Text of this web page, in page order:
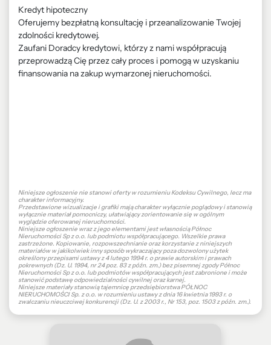
Kredyt hipoteczny
Oferujemy bezpłatną konsultację i przeanalizowanie Twojej
zdolności kredytowej.
Zaufani Doradcy kredytowi, którzy z nami współpracują
przeprowadzą Cię przez cały proces i pomogą w uzyskaniu
finansowania na zakup wymarzonej nieruchomości.
Niniejsze ogłoszenie nie stanowi oferty w rozumieniu Kodeksu Cywilnego, lecz ma
charakter informacyjny.
Przedstawione wizualizacje i grafiki mają charakter wyłącznie poglądowy i stanowią
wyłącznie materiał pomocniczy, ułatwiający zorientowanie się w ogólnym
wyglądzie oferowanej nieruchomości.
Niniejsze ogłoszenie wraz z jego elementami jest własnością Północ
Nieruchomości Sp z o.o. lub podmiotu współpracującego. Wszelkie prawa
zastrzeżone. Kopiowanie, rozpowszechnianie oraz korzystanie z niniejszych
materiałów w jakikolwiek inny sposób wykraczający poza dozwolony użytek
określony przepisami ustawy z 4 lutego 1994 r. o prawie autorskim i prawach
pokrewnych (Dz. U. 1994, nr 24 poz. 83 z późn. zm.) bez pisemnej zgody Północ
Nieruchomości Sp z o.o. lub podmiotów współpracujących jest zabronione i może
stanowić podstawę odpowiedzialności cywilnej oraz karnej.
Niniejsze materiały stanowią tajemnicę przedsiębiorstwa PÓŁNOC
NIERUCHOMOŚCI Sp. z o.o. w rozumieniu ustawy z dnia 16 kwietnia 1993 r. o
zwalczaniu nieuczciwej konkurencji (Dz. U. z 2003 r., Nr 153, poz. 1503 z późn. zm.).